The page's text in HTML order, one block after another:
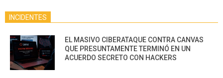
INCIDENTES
EL MASIVO CIBERATAQUE CONTRA CANVAS
QUE PRESUNTAMENTE TERMINÓ EN UN
ACUERDO SECRETO CON HACKERS